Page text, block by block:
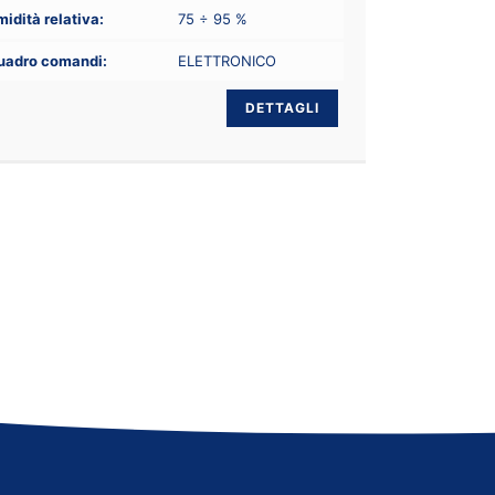
relativa: 75 ÷ 95 %
comandi: ELETTRONICO
DETTAGLI